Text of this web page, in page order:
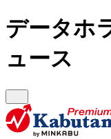
データホ
ュース